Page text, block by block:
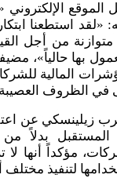
الموقع
«لقد استطعنا
متوازنة من أجل
بها حالياً»،
المالية
في الظروف العصيبة
زيلينسكي عن
بدلاً من
مؤكداً أنها
لتنفيذ مختلف